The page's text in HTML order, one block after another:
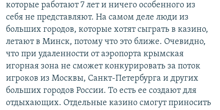
которые работают 7 лет и ничего особенного из
себя не представляют. На самом деле люди из
больших городов, которые хотят сыграть в казино,
летают в Минск, потому что это ближе. Очевидно,
что при удаленности от аэропорта крымская
игорная зона не сможет конкурировать за поток
игроков из Москвы, Санкт-Петербурга и других
больших городов России. То есть ее создают для
отдыхающих. Отдельные казино смогут приносить